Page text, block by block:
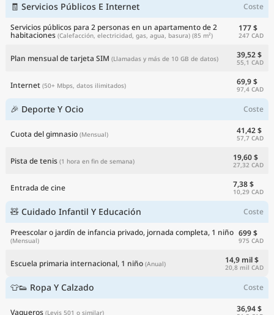
🧾 Servicios Públicos E Internet
Coste
Servicios públicos para 2 personas en un apartamento de 2
habitaciones (Calefacción, electricidad, gas, agua, basura) (85 m²)
177 $
247 CAD
Plan mensual de tarjeta SIM (Llamadas y más de 10 GB de datos) 39,52 $
55,1 CAD
Internet (50+ Mbps, datos ilimitados) 69,9 $
97,4 CAD
🎉 Deporte Y Ocio Coste
Cuota del gimnasio (Mensual) 41,42 $
57,7 CAD
Pista de tenis (1 hora en fin de semana) 19,60 $
27,32 CAD
Entrada de cine 7,38 $
10,29 CAD
🧸 Cuidado Infantil Y Educación
Coste
Preescolar o jardín de infancia privado, jornada completa, 1 niño
(Mensual)
699 $
975 CAD
Escuela primaria internacional, 1 niño (Anual) 14,9 mil $
20,8 mil CAD
👕👟 Ropa Y Calzado Coste
Vaqueros (Levis 501 o similar) 36,94 $